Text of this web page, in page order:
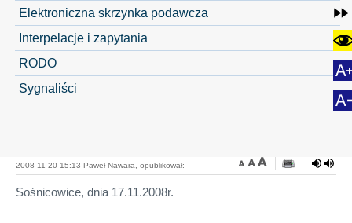
Elektroniczna skrzynka podawcza
Interpelacje i zapytania
RODO
Sygnaliści
2008-11-20 15:13 Paweł Nawara, opublikował:
Sośnicowice, dnia 17.11.2008r.